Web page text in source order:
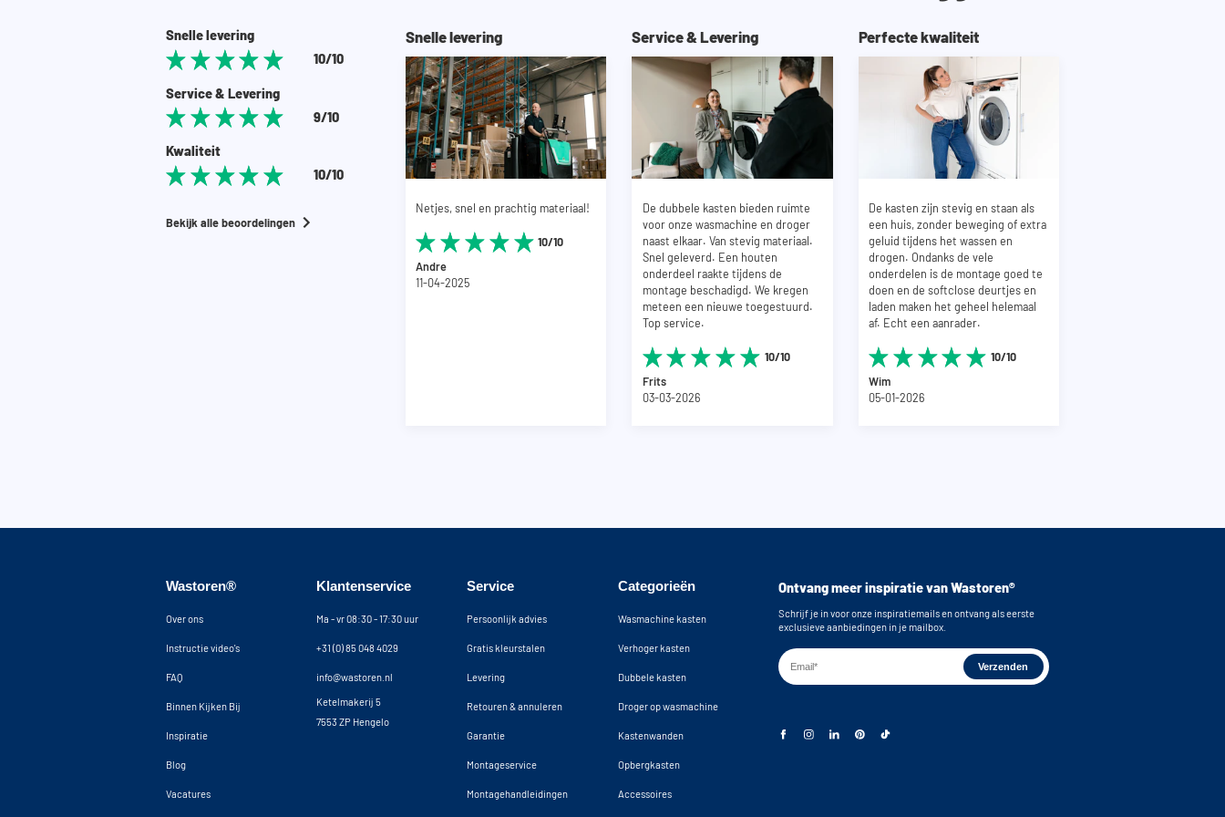
Let op: de kasten worden als bouwpakket en zonder machines geleverd.
Snelle levering
10/10
Service & Levering
9/10
Kwaliteit
10/10
Bekijk alle beoordelingen
Snelle levering
Netjes, snel en prachtig materiaal!
10/10
Andre
11-04-2025
Service & Levering
De dubbele kasten bieden ruimte
voor onze wasmachine en droger
naast elkaar. Van stevig materiaal.
Snel geleverd. Een houten
onderdeel raakte tijdens de
montage beschadigd. We kregen
meteen een nieuwe toegestuurd.
Top service.
10/10
Frits
03-03-2026
Perfecte kwaliteit
De kasten zijn stevig en staan als
een huis, zonder beweging of extra
geluid tijdens het wassen en
drogen. Ondanks de vele
onderdelen is de montage goed te
doen en de softclose deurtjes en
laden maken het geheel helemaal
af. Echt een aanrader.
10/10
Wim
05-01-2026
Wastoren®
Over ons
Instructie video's
FAQ
Binnen Kijken Bij
Inspiratie
Blog
Vacatures
Klantenservice
Ma - vr 08:30 - 17:30 uur
+31 (0) 85 048 4029
info@wastoren.nl
Ketelmakerij 5
7553 ZP Hengelo
Service
Persoonlijk advies
Gratis kleurstalen
Levering
Retouren & annuleren
Garantie
Montageservice
Montagehandleidingen
Categorieën
Wasmachine kasten
Verhoger kasten
Dubbele kasten
Droger op wasmachine
Kastenwanden
Opbergkasten
Accessoires
Ontvang meer inspiratie van Wastoren®
Schrijf je in voor onze inspiratiemails en ontvang als eerste
exclusieve aanbiedingen in je mailbox.